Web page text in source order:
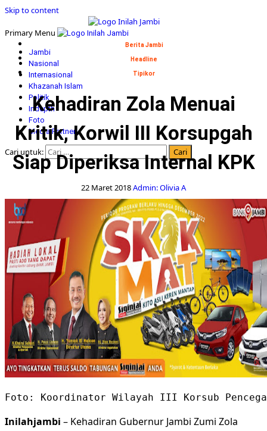
Skip to content
Primary Menu
Jambi
Nasional
Internasional
Khazanah Islam
Politik
Indepth
Foto
Media Partner
Cari untuk:
Berita Jambi
Headline
Tipikor
Kehadiran Zola Menuai
Kritik, Korwil III Korsupgah
Siap Diperiksa Internal KPK
22 Maret 2018Admin: Olivia A
Foto: Koordinator Wilayah III Korsub
Inilahjambi – Kehadiran Gubernur Jambi Zumi Zola